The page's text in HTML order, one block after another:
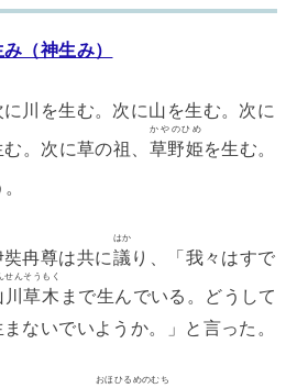
（神生み）
川を生む。次に山を生む。次に
。次に草の祖、 草野姫
かやのひめ
を生む。
冉尊は共に議
はか
り、「我々はすで
川草木
せんそうもく
まで生んでいる。どうして
ないでいようか。」と言った。
おほひるめのむち